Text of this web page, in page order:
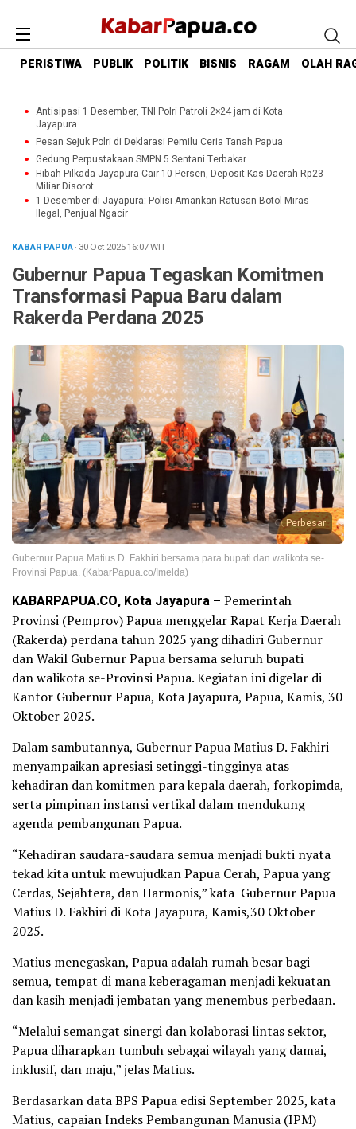
PERISTIWA PUBLIK POLITIK BISNIS RAGAM OLAH
Antisipasi 1 Desember, TNI Polri Patroli 2×24 jam di Kota
Jayapura
Pesan Sejuk Polri di Deklarasi Pemilu Ceria Tanah Papua
Gedung Perpustakaan SMPN 5 Sentani Terbakar
Hibah Pilkada Jayapura Cair 10 Persen, Deposit Kas Daerah Rp23
Miliar Disorot
1 Desember di Jayapura: Polisi Amankan Ratusan Botol Miras
Ilegal, Penjual Ngacir
KABAR PAPUA· 30 Oct 202516:07WIT
Gubernur Papua Tegaskan Komitmen
Transformasi Papua Baru dalam
Rakerda Perdana 2025
Perbesar
Gubernur Papua Matius D. Fakhiri bersama para bupati dan walikota se-
Provinsi Papua. (KabarPapua.co/Imelda)
KABARPAPUA.CO, Kota Jayapura – Pemerintah
Provinsi (Pemprov) Papua menggelar Rapat Kerja Daerah
(Rakerda) perdana tahun 2025 yang dihadiri Gubernur
dan Wakil Gubernur Papua bersama seluruh bupati
dan walikota se-Provinsi Papua. Kegiatan ini digelar di
Kantor Gubernur Papua, Kota Jayapura, Papua, Kamis, 30
Oktober 2025.
Dalam sambutannya, Gubernur Papua Matius D. Fakhiri
menyampaikan apresiasi setinggi-tingginya atas
kehadiran dan komitmen para kepala daerah, forkopimda,
serta pimpinan instansi vertikal dalam mendukung
agenda pembangunan Papua.
“Kehadiran saudara-saudara semua menjadi bukti nyata
tekad kita untuk mewujudkan Papua Cerah, Papua yang
Cerdas, Sejahtera, dan Harmonis,” kata Gubernur Papua
Matius D. Fakhiri di Kota Jayapura, Kamis,30 Oktober
2025.
Matius menegaskan, Papua adalah rumah besar bagi
semua, tempat di mana keberagaman menjadi kekuatan
dan kasih menjadi jembatan yang menembus perbedaan.
“Melalui semangat sinergi dan kolaborasi lintas sektor,
Papua diharapkan tumbuh sebagai wilayah yang damai,
inklusif, dan maju,” jelas Matius.
Berdasarkan data BPS Papua edisi September 2025, kata
Matius, capaian Indeks Pembangunan Manusia (IPM)